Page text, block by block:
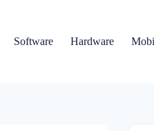
Software Hardware